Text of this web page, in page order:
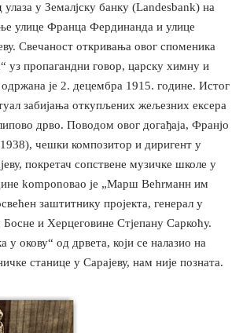
у Земалјску банку (Landesbank) на
улице Франца Фердинанда и улице
Свечаност откривања овог споменика
уз пропагандни говор, царску химну и
одржана је 2. децембра 1915. године. Истог
забијања откупљених жељезних ексера
дрво. Поводом овог догађаја, Франјо
чешки композитор и диригент у
покретач сопствене музичке школе у
komponовао је „Марш Веhrманн им
заштитнику пројекта, генерал у
Босне и Херцеговине Стјепану Саркоћу.
у окову“ од дрвета, који се налазио на
станице у Сарајеву, нам није позната.